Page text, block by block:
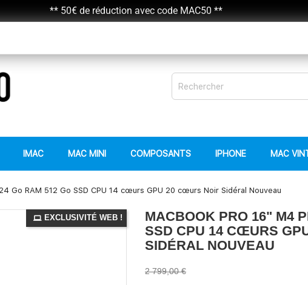
** 50€ de réduction avec code MAC50 **
IMAC MAC MINI COMPOSANTS IPHONE MAC
Go RAM 512 Go SSD CPU 14 cœurs GPU 20 cœurs Noir Sidéral Nouveau
EXCLUSIVITÉ WEB !
MACBOOK PRO 16" M4
SSD CPU 14 CŒURS
SIDÉRAL NOUVEAU
2 799,00 €